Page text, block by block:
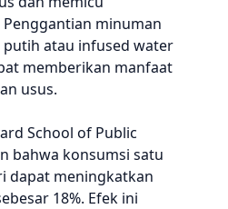
minuman
atau infused water
memberikan manfaat
usus.
School of Public
bahwa konsumsi satu
dapat meningkatkan
18%. Efek ini